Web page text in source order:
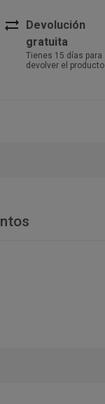
sync_alt
Devolución
gratuita
Tienes 15 días para
devolver el producto